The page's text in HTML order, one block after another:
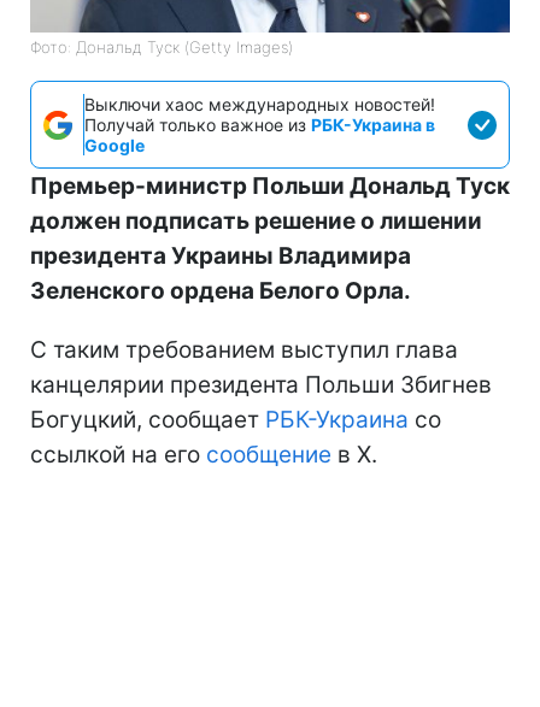
Фото: Дональд Туск (Getty Images)
Выключи хаос международных новостей!
Получай только важное из РБК-Украина в
Google
Премьер-министр Польши Дональд Туск
должен подписать решение о лишении
президента Украины Владимира
Зеленского ордена Белого Орла.
С таким требованием выступил глава
канцелярии президента Польши Збигнев
Богуцкий, сообщает РБК-Украина со
ссылкой на его сообщение в X.